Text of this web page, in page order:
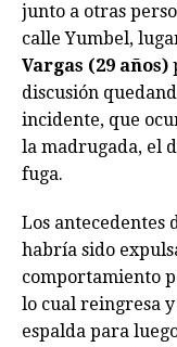
junto a otras
calle Yumbel,
Vargas (29 años)
discusión
incidente, que
la madrugada, el
fuga.
Los antecedentes
habría sido
comportamiento
lo cual reingresa
espalda para